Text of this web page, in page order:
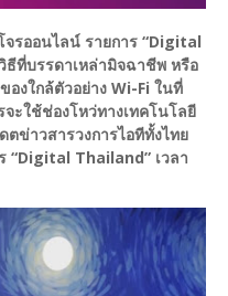
รออนไลน์ รายการ “Digital
ที่บรรดาเหล่ามิจฉาชีพ หรือ
องใกล้ตัวอย่าง Wi-Fi ในที่
จะใช้ช่องโหว่ทางเทคโนโลยี
ตข่าวสารวงการไอทีทั้งไทย
“Digital Thailand” เวลา